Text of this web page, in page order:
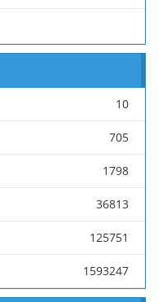
10
705
1798
36813
125751
1593247